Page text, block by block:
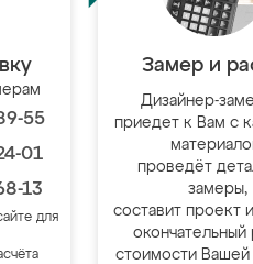
55
01
13
для
Замер и
Дизайнер-
приедет к Вам с
проведёт
замеры,
составит проект
окончательный
стоимости